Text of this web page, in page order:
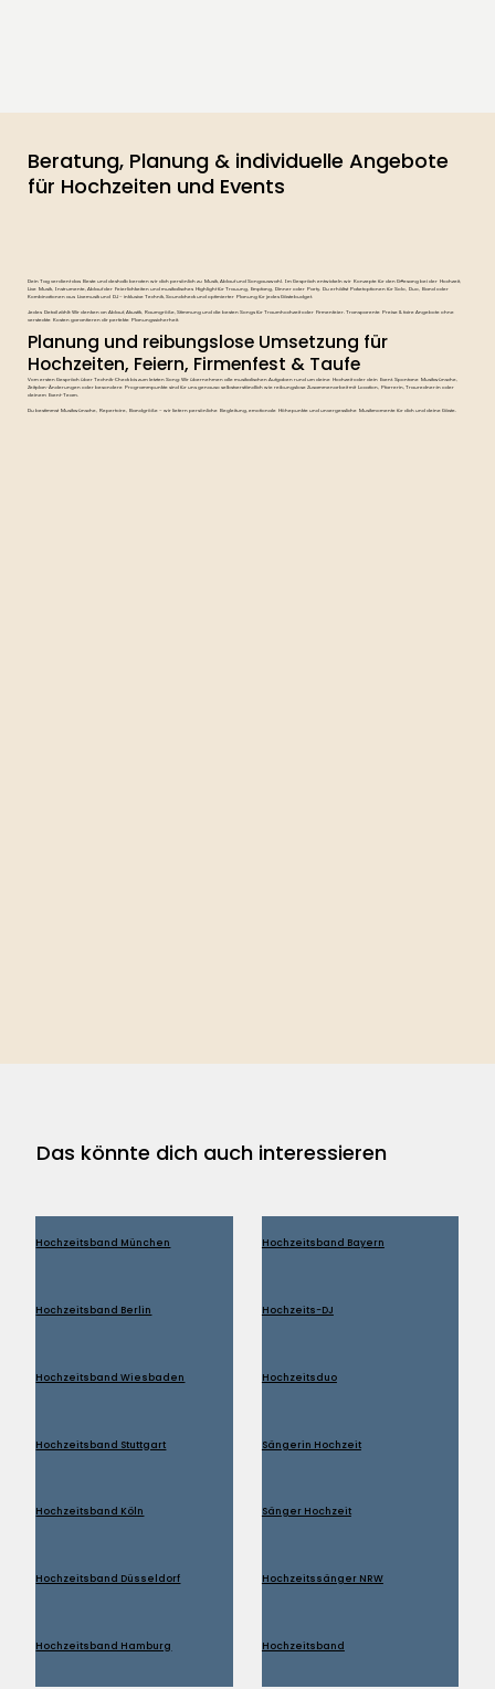
Beratung, Planung & individuelle Angebote
für Hochzeiten und Events
Dein Tag verdient das Beste und deshalb beraten wir dich persönlich zu Musik, Ablauf und Songauswahl. Im Gespräch entwickeln wir Konzepte für den G#esang bei der Hochzeit,
Live Musik, Instrumente, Ablauf der Feierlichkeiten und musikalisches Highlight für Trauung, Empfang, Dinner oder Party. Du erhältst Paketoptionen für Solo, Duo, Band oder
Kombinationen aus Livemusik und DJ – inklusive Technik, Soundcheck und optimierter Planung für jedes Gästebudget.
Jedes Detail zählt: Wir denken an Ablauf, Akustik, Raumgröße, Stimmung und die besten Songs für Traumhochzeit oder Firmenfeier. Transparente Preise & faire Angebote ohne
versteckte Kosten garantieren dir perfekte Planungssicherheit.
Planung und reibungslose Umsetzung für
Hochzeiten, Feiern, Firmenfest & Taufe
Vom ersten Gespräch über Technik-Check bis zum letzten Song: Wir übernehmen alle musikalischen Aufgaben rund um deine Hochzeit oder dein Event. Spontane Musikwünsche,
Zeitplan-Änderungen oder besondere Programmpunkte sind für uns genauso selbstverständlich wie reibungslose Zusammenarbeit mit Location, Pfarrerin, Trauredner:in oder
deinem Event-Team.
Du bestimmst Musikwünsche, Repertoire, Bandgröße – wir liefern persönliche Begleitung, emotionale Höhepunkte und unvergessliche Musikmomente für dich und deine Gäste.
Das könnte dich auch interessieren
Hochzeitsband München
Hochzeitsband Berlin
Hochzeitsband Wiesbaden
Hochzeitsband Stuttgart
Hochzeitsband Köln
Hochzeitsband Düsseldorf
Hochzeitsband Hamburg
Hochzeitsband Bayern
Hochzeits-DJ
Hochzeitsduo
Sängerin Hochzeit
Sänger Hochzeit
Hochzeitssänger NRW
Hochzeitsband